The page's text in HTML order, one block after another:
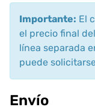
Importante: El
el precio final
línea separada
puede
Envío